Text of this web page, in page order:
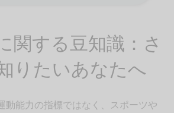
関する豆知識：さ
りたいあなたへ
動能力の指標ではなく、スポーツや